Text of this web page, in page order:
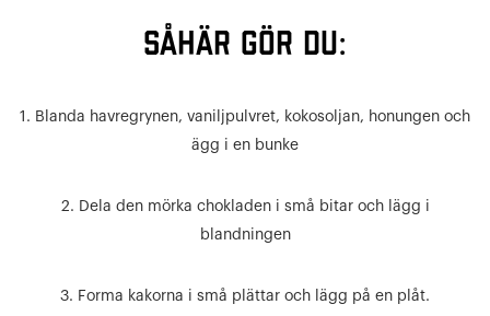
SÅHÄR GÖR DU:
1. Blanda havregrynen, vaniljpulvret, kokosoljan, honungen och
ägg i en bunke
2. Dela den mörka chokladen i små bitar och lägg i
blandningen
3. Forma kakorna i små plättar och lägg på en plåt.